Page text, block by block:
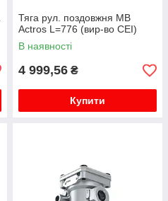
Тяга рул. поздовжня MB
Actros L=776 (вир-во CEI)
В наявності
4 999,56 ₴
Купити